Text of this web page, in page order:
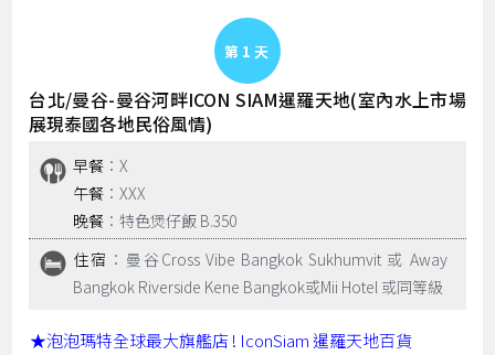
Day 1
台北/曼谷-曼谷河畔ICON SIAM暹羅天地(室內水上市場
展現泰國各地民俗風情)
早餐 ：X
午餐 ：XXX
晚餐 ：特色煲仔飯 B.350
住宿 ：曼谷Cross Vibe Bangkok Sukhumvit 或 Away
Bangkok Riverside Kene Bangkok或Mii Hotel 或同等級
★泡泡瑪特全球最大旗艦店 ! IconSiam 暹羅天地百貨